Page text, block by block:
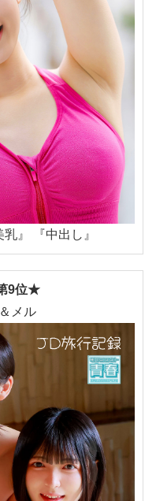
』 『中出し』
9位★
メル